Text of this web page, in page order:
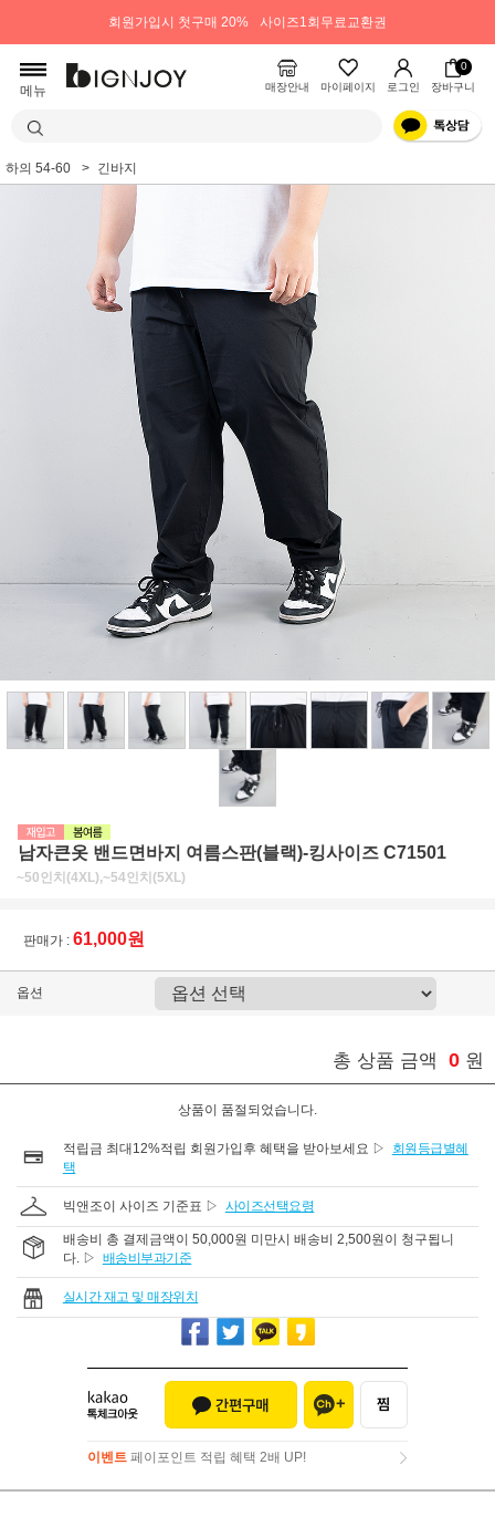
회원가입시 첫구매 20% 사이즈1회무료교환권
메뉴 매장안내 마이페이지 로그인
0
장바구니
하의 54-60 긴바지
남자큰옷 밴드면바지 여름스판(블랙)-킹사이즈 C71501
~50인치(4XL),~54인치(5XL)
판매가 : 61,000원
옵션
총 상품 금액 0 원
상품이 품절되었습니다.
적립금 최대12%적립 회원가입후 혜택을 받아보세요 ▷
회원등급별혜
택
빅앤조이 사이즈 기준표 ▷ 사이즈선택요령
배송비 총 결제금액이 50,000원 미만시 배송비 2,500원이 청구됩니
다. ▷ 배송비부과기준
실시간 재고 및 매장위치
이벤트 페이포인트 적립 혜택 2배 UP!
이벤트페이포인트 적립 혜택 2배 UP!